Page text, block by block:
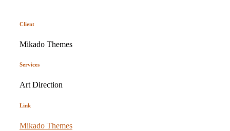
Client
Mikado Themes
Services
Art Direction
Link
Mikado Themes